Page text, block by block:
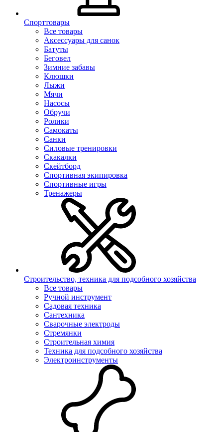
Спорттовары
Все товары
Аксессуары для санок
Батуты
Беговел
Зимние забавы
Клюшки
Лыжи
Мячи
Насосы
Обручи
Ролики
Самокаты
Санки
Силовые тренировки
Скакалки
Скейтборд
Спортивная экипировка
Спортивные игры
Тренажеры
Строительство, техника для подсобного хозяйства
Все товары
Ручной инструмент
Садовая техника
Сантехника
Сварочные электроды
Стремянки
Строительная химия
Техника для подсобного хозяйства
Электроинструменты